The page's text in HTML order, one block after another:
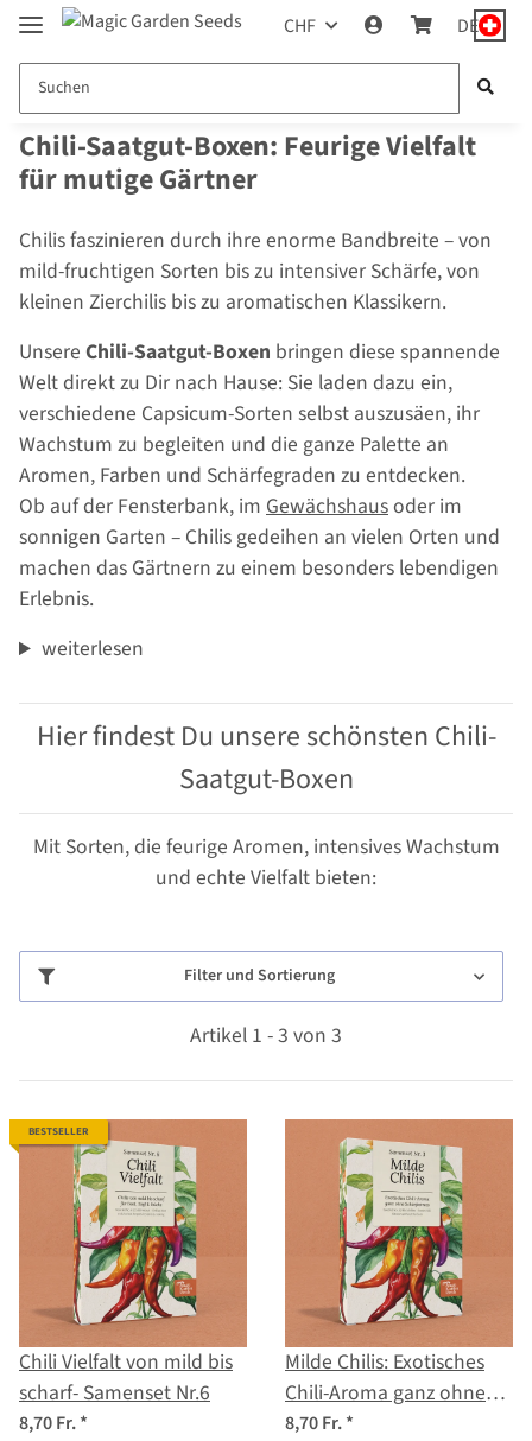
CHF DE
Chili-Saatgut-Boxen: Feurige Vielfalt
für mutige Gärtner
Chilis faszinieren durch ihre enorme Bandbreite – von
mild-fruchtigen Sorten bis zu intensiver Schärfe, von
kleinen Zierchilis bis zu aromatischen Klassikern.
Unsere Chili-Saatgut-Boxen bringen diese spannende
Welt direkt zu Dir nach Hause: Sie laden dazu ein,
verschiedene Capsicum-Sorten selbst auszusäen, ihr
Wachstum zu begleiten und die ganze Palette an
Aromen, Farben und Schärfegraden zu entdecken.
Ob auf der Fensterbank, im Gewächshausoder im
sonnigen Garten – Chilis gedeihen an vielen Orten und
machen das Gärtnern zu einem besonders lebendigen
Erlebnis.
weiterlesen
Hier findest Du unsere schönsten Chili-
Saatgut-Boxen
Mit Sorten, die feurige Aromen, intensives Wachstum
und echte Vielfalt bieten:
Filter und Sortierung
Artikel 1 - 3 von 3
BESTSELLER
Chili Vielfalt von mild bis
scharf- Samenset Nr.6
8,70 Fr.*
Milde Chilis: Exotisches
Chili-Aroma ganz ohne
Schärfe – Samenset Nr. 3
8,70 Fr.*